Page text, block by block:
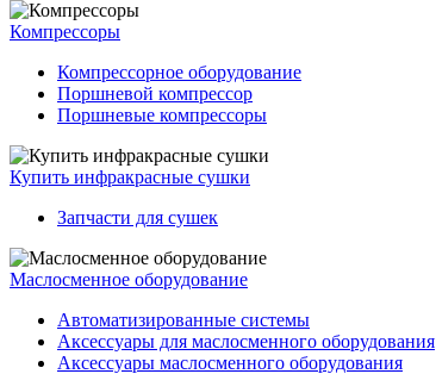
Компрессоры
Компрессорное оборудование
Поршневой компрессор
Поршневые компрессоры
Купить инфракрасные сушки
Запчасти для сушек
Маслосменное оборудование
Автоматизированные системы
Аксессуары для маслосменного оборудования
Аксессуары маслосменного оборудования